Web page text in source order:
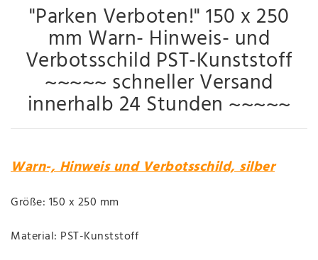
"Parken Verboten!" 150 x 250
mm Warn- Hinweis- und
Verbotsschild PST-Kunststoff
~~~~~ schneller Versand
innerhalb 24 Stunden ~~~~~
Warn-, Hinweis und Verbotsschild, silber
Größe: 150 x 250 mm
Material: PST-Kunststoff